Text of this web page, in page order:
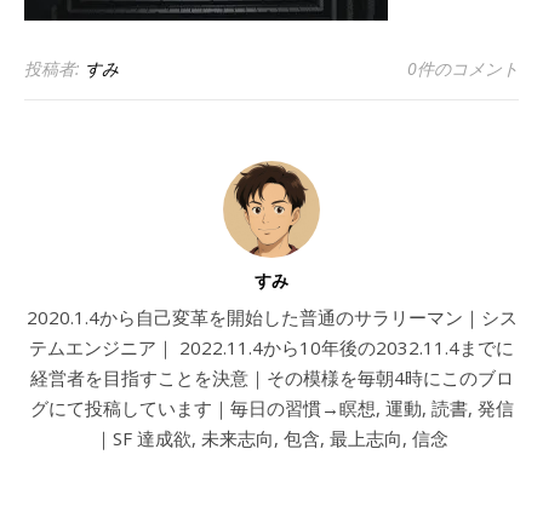
投稿者: すみ 0件のコメント
すみ
2020.1.4から自己変革を開始した普通のサラリーマン｜シス
テムエンジニア｜ 2022.11.4から10年後の2032.11.4までに
経営者を目指すことを決意｜その模様を毎朝4時にこのブロ
グにて投稿しています｜毎日の習慣→瞑想, 運動, 読書, 発信
｜SF 達成欲, 未来志向, 包含, 最上志向, 信念